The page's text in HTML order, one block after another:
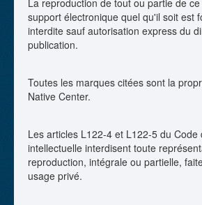
support électronique quel qu'il soit est
interdite sauf autorisation express du
publication.
Toutes les marques citées sont la
Native Center.
Les articles L122-4 et L122-5 du Code
intellectuelle interdisent toute
reproduction, intégrale ou partielle,
usage privé.